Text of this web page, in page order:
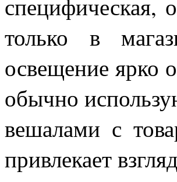
специфическая,
только в
освещение ярко
обычно
вешалами с
привлекает